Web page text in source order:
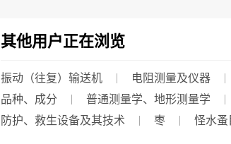
其他用户正在浏览
振动（往复）输送机 电阻测量及仪器
品种、成分
普通测量学、地形测量学
防护、救生设备及其技术
枣 怪水蚤